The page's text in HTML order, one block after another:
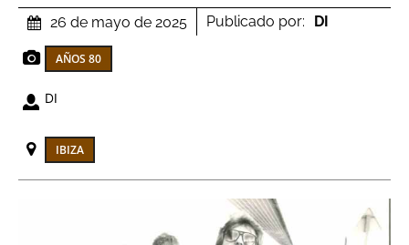
26 de mayo de 2025 Publicado por: DI
AÑOS 80
DI
IBIZA